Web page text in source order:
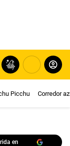
Picchu Corredor
en